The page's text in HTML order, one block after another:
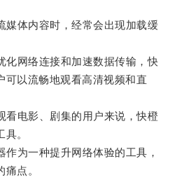
体内容时，经常会出现加载缓
网络连接和加速数据传输，快
可以流畅地观看高清视频和直
电影、剧集的用户来说，快橙
。
为一种提升网络体验的工具，
点。